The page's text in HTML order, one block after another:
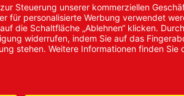
© 2024 Promed
Vertriebsgesellschaft mbH | Alle
Rechte vorbehalten
* Alle Preise zzgl. gesetzlicher